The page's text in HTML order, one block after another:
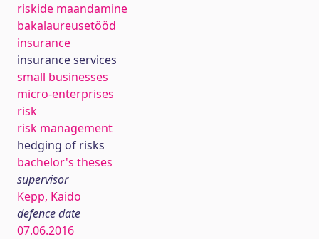
riskide maandamine
bakalaureusetööd
insurance
insurance services
small businesses
micro-enterprises
risk
risk management
hedging of risks
bachelor's theses
supervisor
Kepp, Kaido
defence date
07.06.2016